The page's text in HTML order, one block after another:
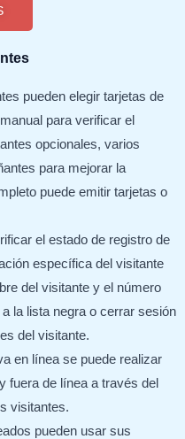
pueden elegir tarjetas de
para verificar el
opcionales, varios
para mejorar la
puede emitir tarjetas o
el estado de registro de
específica del visitante
del visitante y el número
la lista negra o cerrar sesión
del visitante.
en línea se puede realizar
fuera de línea a través del
visitantes.
pueden usar sus